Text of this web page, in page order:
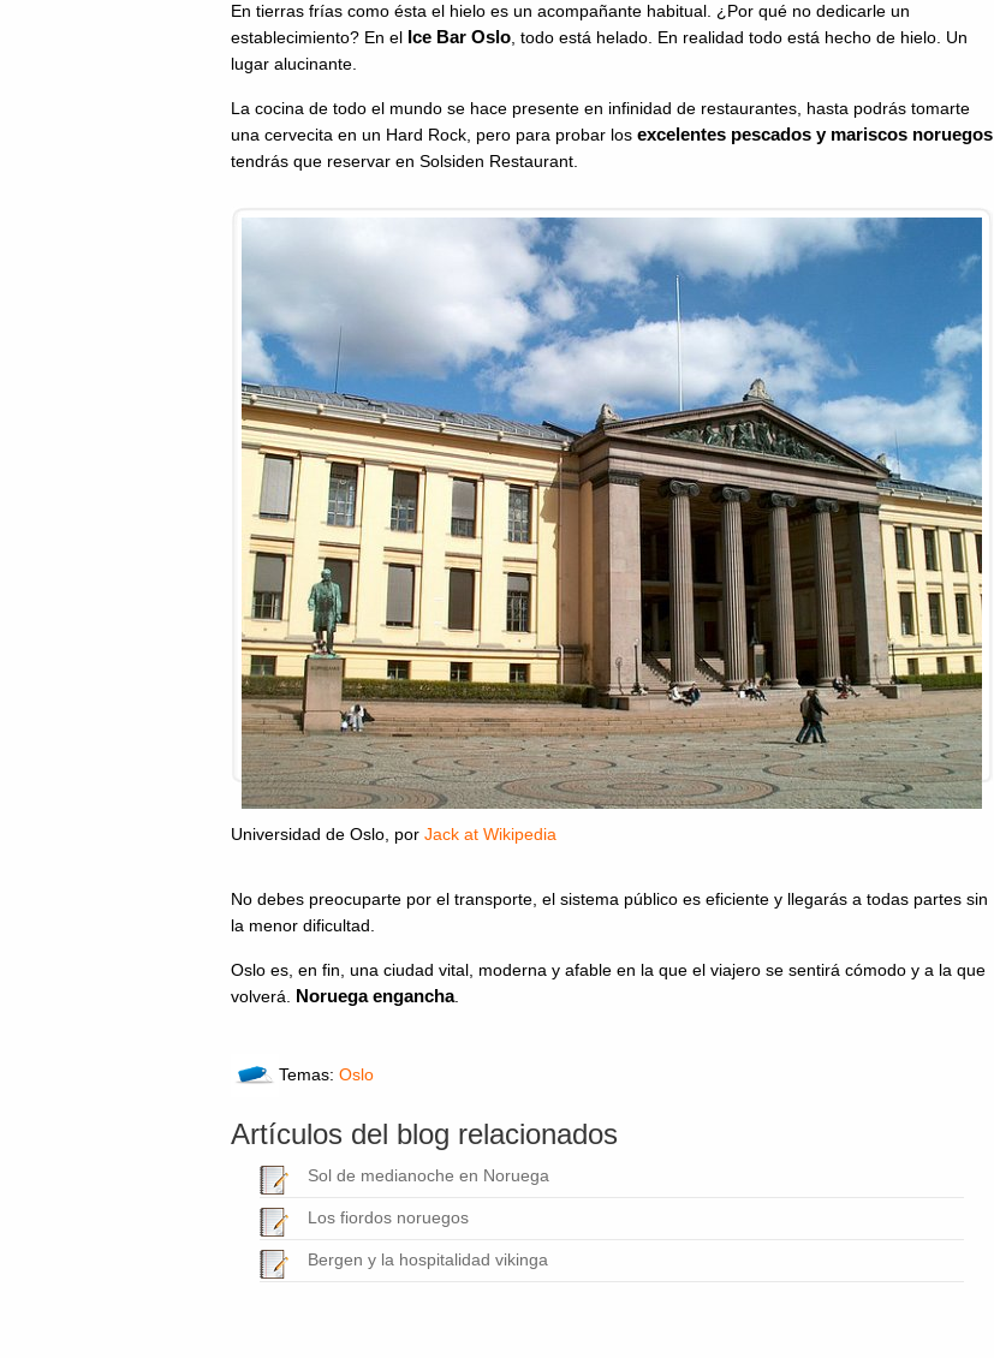
En tierras frías como ésta el hielo es un acompañante habitual. ¿Por qué no dedicarle un
establecimiento? En el Ice Bar Oslo , todo está helado. En realidad todo está hecho de hielo. Un
lugar alucinante.
La cocina de todo el mundo se hace presente en infinidad de restaurantes, hasta podrás tomarte
una cervecita en un Hard Rock, pero para probar los excelentes pescados y mariscos noruegos
tendrás que reservar en Solsiden Restaurant.
Universidad de Oslo , por Jack at Wikipedia
No debes preocuparte por el transporte, el sistema público es eficiente y llegarás a todas partes sin
la menor dificultad.
Oslo es, en fin, una ciudad vital, moderna y afable en la que el viajero se sentirá cómodo y a la que
volverá. Noruega engancha.
Temas: Oslo
Artículos del blog relacionados
Sol de medianoche en Noruega
Los fiordos noruegos
Bergen y la hospitalidad vikinga